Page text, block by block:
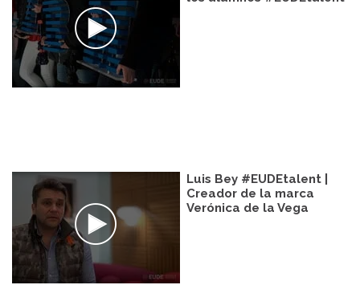
Luis Bey #EUDEtalent |
Creador de la marca
Verónica de la Vega